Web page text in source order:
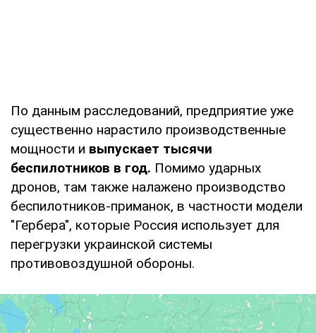
По данным расследований, предприятие уже
существенно нарастило производственные
мощности и выпускает тысячи
беспилотников в год. Помимо ударных
дронов, там также налажено производство
беспилотников-приманок, в частности модели
"Гербера", которые Россия использует для
перегрузки украинской системы
противовоздушной обороны.